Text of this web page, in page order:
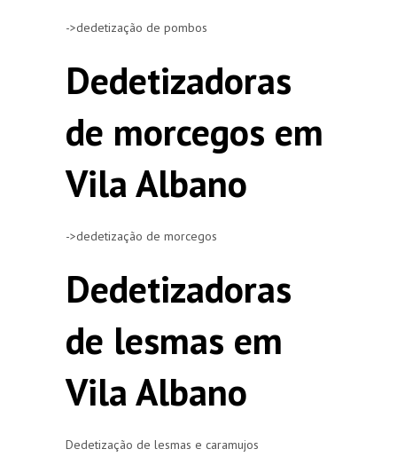
->dedetização de pombos
Dedetizadoras
de morcegos em
Vila Albano
->dedetização de morcegos
Dedetizadoras
de lesmas em
Vila Albano
Dedetização de lesmas e caramujos